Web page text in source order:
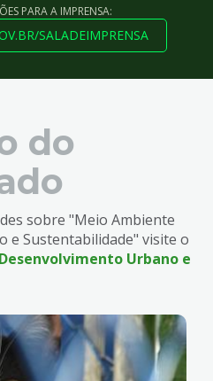
PARA A IMPRENSA:
SALADEIMPRENSA
do
sobre "Meio Ambiente
e Sustentabilidade" visite o
Urbano e